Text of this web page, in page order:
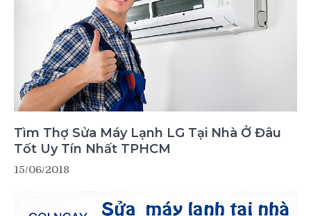
Tìm Thợ Sửa Máy Lạnh LG Tại Nhà Ở Đâu
Tốt Uy Tín Nhất TPHCM
15/06/2018